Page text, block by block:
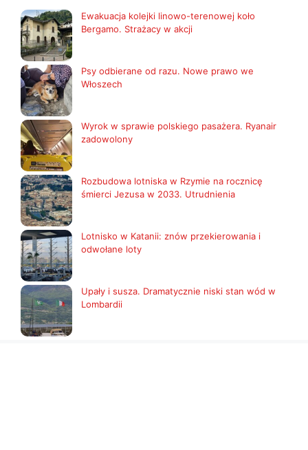
Ewakuacja kolejki linowo-terenowej koło
Bergamo. Strażacy w akcji
Psy odbierane od razu. Nowe prawo we
Włoszech
Wyrok w sprawie polskiego pasażera. Ryanair
zadowolony
Rozbudowa lotniska w Rzymie na rocznicę
śmierci Jezusa w 2033. Utrudnienia
Lotnisko w Katanii: znów przekierowania i
odwołane loty
Upały i susza. Dramatycznie niski stan wód w
Lombardii